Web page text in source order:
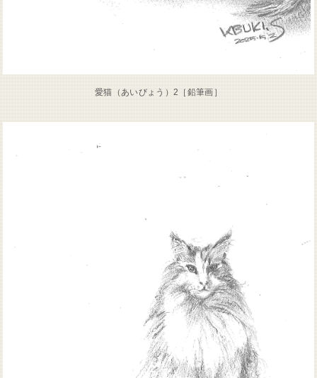
愛猫（あいびょう）2［鉛筆画］